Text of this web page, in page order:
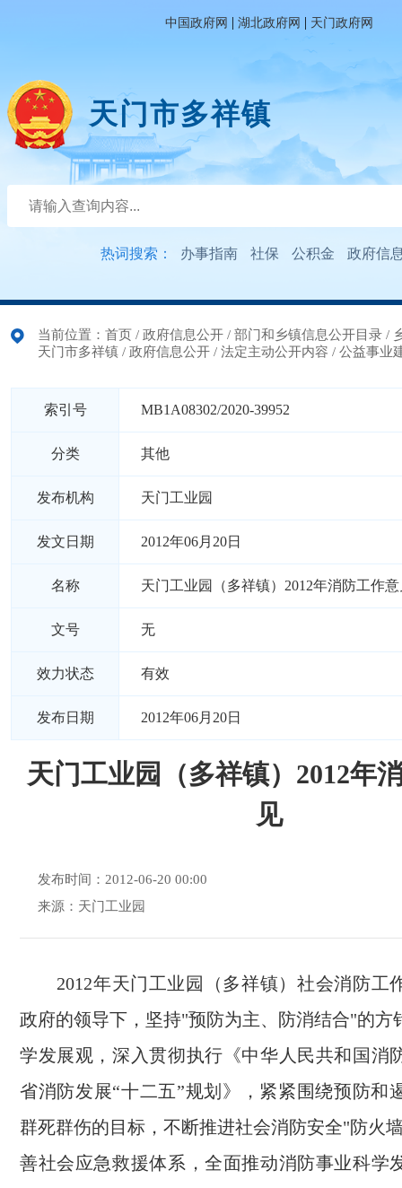
中国政府网 | 湖北政府网 | 天门政府网
天门市多祥镇
热词搜索： 办事指南 社保 公积金 政府信
当前位置： 首页 / 政府信息公开 / 部门和乡镇信息公开目录 /
天门市多祥镇 / 政府信息公开 / 法定主动公开内容 / 公益事业
索引号 MB1A08302/2020-39952
分类 其他
发布机构 天门工业园
发文日期 2012年06月20日
名称 天门工业园（多祥镇）2012年消防工作
文号 无
效力状态 有效
发布日期 2012年06月20日
天门工业园（多祥镇）2012年
见
发布时间：2012-06-20 00:00
来源：天门工业园
2012年天门工业园（多祥镇）社会消防工
政府的领导下，坚持"预防为主、防消结合"的方
学发展观，深入贯彻执行《中华人民共和国消
省消防发展“十二五”规划》，紧紧围绕预防和
群死群伤的目标，不断推进社会消防安全"防火
善社会应急救援体系，全面推动消防事业科学